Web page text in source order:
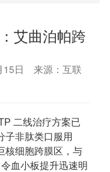
o
n
艾曲泊帕跨
15日 来源：互联
二线治疗方案已
子非肽类口服用
核细胞跨膜区，与
血小板提升迅速明